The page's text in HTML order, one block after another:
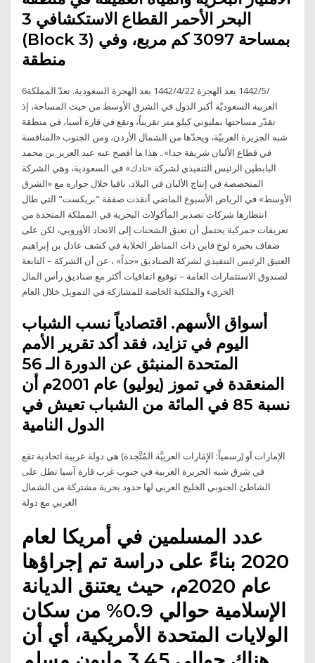
البحر الأحمر القطاع الاستكشافي 3
(Block 3) بمساحة 3097 كم مربع، وفي
منطقة
6‏‏/5‏‏/1442 بعد الهجرة 22‏‏/4‏‏/1442 بعد الهجرة السعودية. تعدّ المملكة
العربية السعوديّة أكبر الدول في الشرق الأوسط من حيث المساحة، إذ
تقدّر مساحتها بمليوني كيلو متر تقريباً، وتقع في قارة آسيا، في منطقة
شبه الجزيرة العربيّة، ويحدّها من الشمال الأردن، ومن الجنوب «المنافسة
في قطاع الألبان شريفة جدا».. هذا ما أفصح عنه عبد العزيز بن محمد
البابطين الرئيس التنفيذي لشركة «نادك» في السعودية، وهي الشركة
المتخصصة في إنتاج الألبان في البلاد، نافيا خلال حواره مع «الشرق
الأوسط» في الرياض الأسبوع الماضي أنقذت صفقة "بريكست" التي طال
انتظارها شركات تصدير المأكولات البحرية في المملكة المتحدة من
تعريفات جمركية يحتمل أن تعيق الشحنات إلى الاتحاد الأوروبي، لكن على
ضفاف بحيرة لوخ فاين ذات المناظر الخلابة في كشف عادل بن إبراهيم
العتيق الرئيس التنفيذي لشركة الصناديق «جداً» ، عن أن الشركة – التابعة
لصندوق الاستثمارات العامة – توقيع اتفاقيات أكثر مع صناديق رأس المال
الجريء والملكية الخاصة للمشاركة في التمويل خلال العام
أسواق الأسهم. اقتصادياً نسب الشباب
اليوم في تزايد، فقد أكد تقرير الأمم
المتحدة المنبثق عن الدورة الـ 56
المنعقدة في تموز (يوليو) عام 2001م أن
نسبة 85 في المائة من الشباب تعيش في
الدول النامية
الإمارات أو (رسمياً: الإِمَارات العربِيَّة المُتَّحِدة) هي دولة عربية اتحادية تقع
في شرق شبه الجزيرة العربية في جنوب غرب قارة آسيا تطل على
الشاطئ الجنوبي الخليج العربي لها حدود بحرية مشتركة من الشمال
الغربي مع دولة
عدد المسلمين في أمريكا لعام
2020 بناءً على دراسة تم إجراؤها
عام 2020م، حيث يعتنق الديانة
الإسلامية حوالي 0.9% من سكان
الولايات المتحدة الأمريكية، أي أن